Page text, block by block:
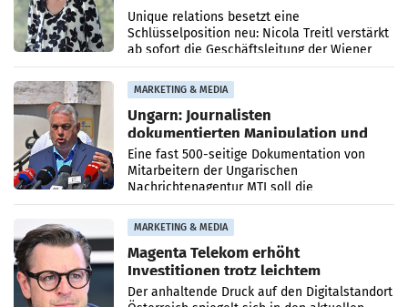
Geschäftsleitung
Unique relations besetzt eine
Schlüsselposition neu: Nicola Treitl verstärkt
ab sofort die Geschäftsleitung der Wiener
PR-Agentur an der Seite von Josef Kalina und
Anna Kalina-Mahr.
MARKETING & MEDIA
Ungarn: Journalisten
dokumentierten Manipulation und
Zensur
Eine fast 500-seitige Dokumentation von
Mitarbeitern der Ungarischen
Nachrichtenagentur MTI soll die
systematische Nachrichten-Manipulation und
Zensur bei der Agentur während der Zeit
MARKETING & MEDIA
Magenta Telekom erhöht
Investitionen trotz leichtem
Umsatzrückgang
Der anhaltende Druck auf den Digitalstandort